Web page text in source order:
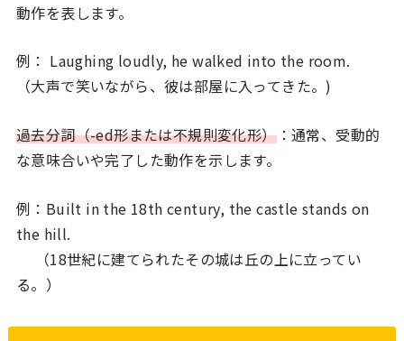
動作を表します。
例： Laughing loudly, he walked into the room.
（大声で笑いながら、彼は部屋に入ってきた。)
過去分詞（-ed形または不規則変化形）：通常、受動的
な意味合いや完了した動作を示します。
例：Built in the 18th century, the castle stands on
the hill.
（18世紀に建てられたその城は丘の上に立ってい
る。）